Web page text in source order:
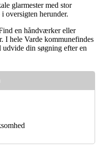
glarmester med stor
oversigten herunder.
en håndværker eller
I hele Varde kommunefindes
din søgning efter en